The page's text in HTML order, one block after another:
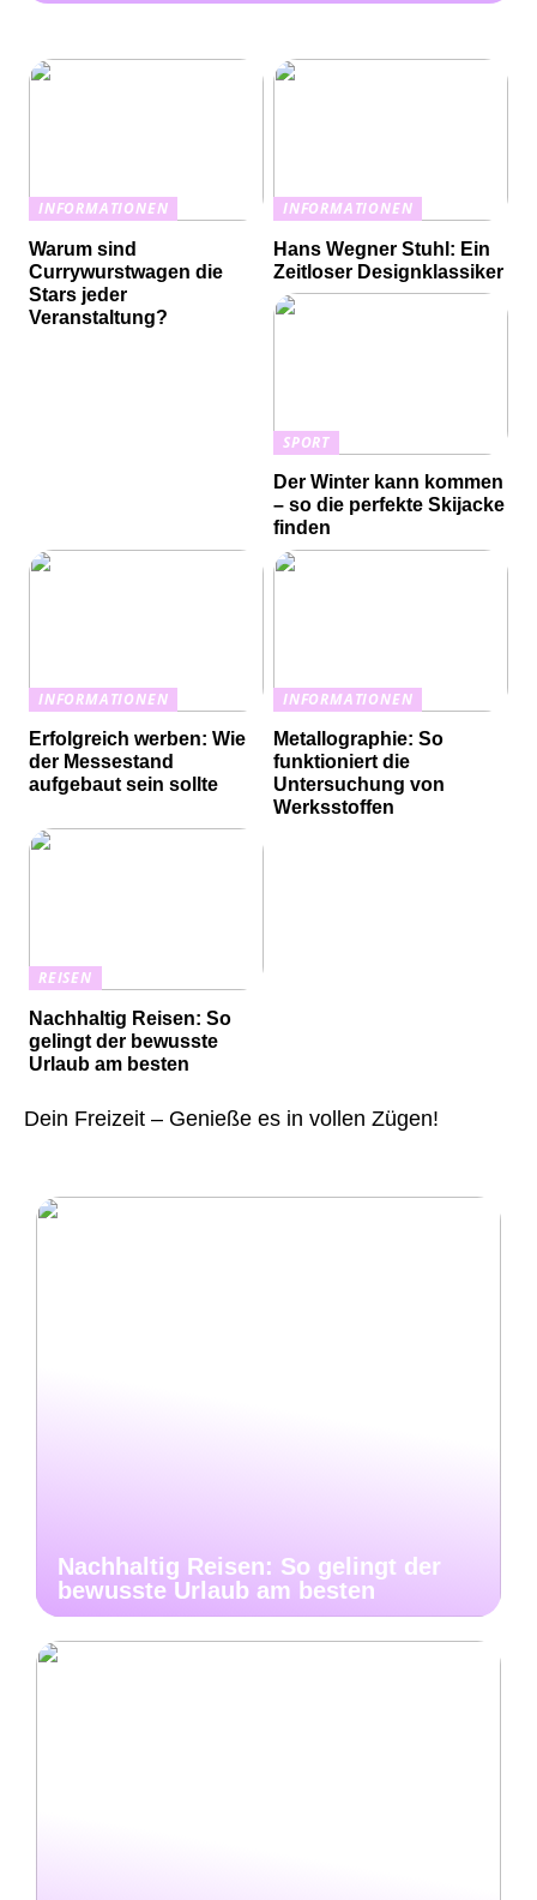
INFORMATIONEN
Warum sind
Currywurstwagen die
Stars jeder
Veranstaltung?
INFORMATIONEN
Hans Wegner Stuhl: Ein
Zeitloser Designklassiker
SPORT
Der Winter kann kommen
– so die perfekte Skijacke
finden
INFORMATIONEN
Erfolgreich werben: Wie
der Messestand
aufgebaut sein sollte
INFORMATIONEN
Metallographie: So
funktioniert die
Untersuchung von
Werksstoffen
REISEN
Nachhaltig Reisen: So
gelingt der bewusste
Urlaub am besten
Dein Freizeit – Genieße es in vollen Zügen!
Nachhaltig Reisen: So gelingt der
bewusste Urlaub am besten